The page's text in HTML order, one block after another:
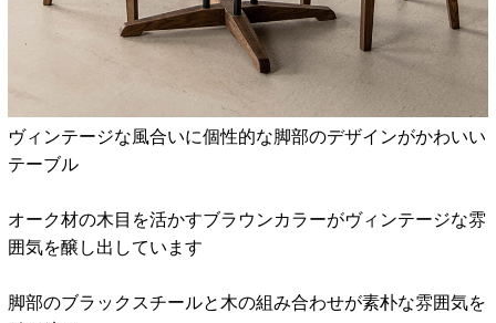
ヴィンテージな風合いに個性的な脚部のデザインがかわいい
テーブル
オーク材の木目を活かすブラウンカラーがヴィンテージな雰
囲気を醸し出しています
脚部のブラックスチールと木の組み合わせが素朴な雰囲気を